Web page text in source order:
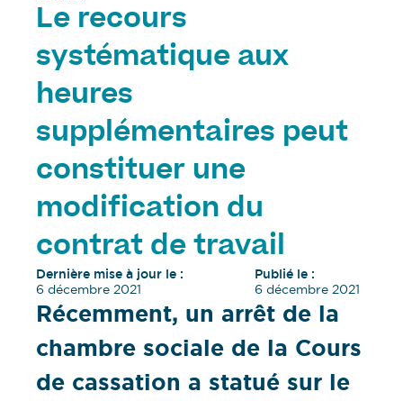
Le recours
systématique aux
heures
supplémentaires peut
constituer une
modification du
contrat de travail
Dernière mise à jour le :
6 décembre 2021
Publié le :
6 décembre 2021
Récemment, un arrêt de la
chambre sociale de la Cours
de cassation a statué sur le